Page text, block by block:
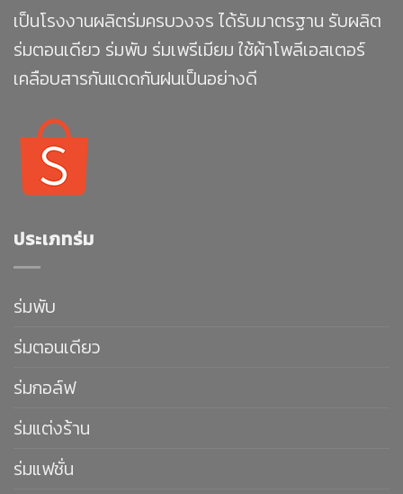
เป็นโรงงานผลิตร่มครบวงจร ได้รับมาตรฐาน รับผลิต
ร่มตอนเดียว ร่มพับ ร่มเพรีเมียม ใช้ผ้าโพลีเอสเตอร์
เคลือบสารกันแดดกันฝนเป็นอย่างดี
ประเภทร่ม
ร่มพับ
ร่มตอนเดียว
ร่มกอล์ฟ
ร่มแต่งร้าน
ร่มแฟชั่น